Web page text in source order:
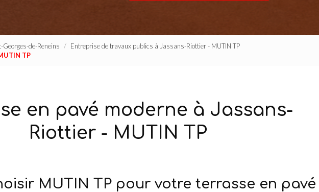
de-Reneins
Entreprise de travaux publics à Jassans-Riottier - MUTIN TP
TP
en pavé moderne à Jassans-
Riottier - MUTIN TP
MUTIN TP pour votre terrasse en pavé